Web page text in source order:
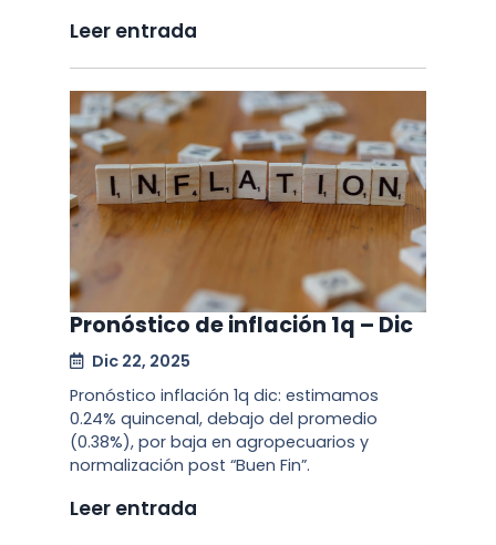
Leer entrada
Pronóstico de inflación 1q – Dic
Dic 22, 2025
Pronóstico inflación 1q dic: estimamos
0.24% quincenal, debajo del promedio
(0.38%), por baja en agropecuarios y
normalización post “Buen Fin”.
Leer entrada